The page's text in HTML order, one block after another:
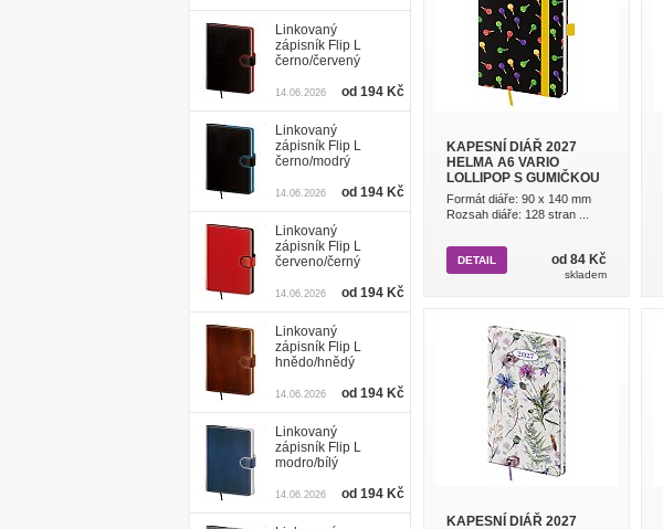
KAPESNÍ DIÁŘ 2027
HELMA A6 VARIO
LOLLIPOP S GUMIČKOU
Formát diáře: 90 x 140 mm
Rozsah diáře: 128 stran ...
od 84 Kč
skladem
DETAIL
KAPESNÍ DIÁŘ 2027
Linkovaný
zápisník Flip L
černo/červený
14.06.2026 od 194 Kč
Linkovaný
zápisník Flip L
černo/modrý
14.06.2026 od 194 Kč
Linkovaný
zápisník Flip L
červeno/černý
14.06.2026 od 194 Kč
Linkovaný
zápisník Flip L
hnědo/hnědý
14.06.2026 od 194 Kč
Linkovaný
zápisník Flip L
modro/bílý
14.06.2026 od 194 Kč